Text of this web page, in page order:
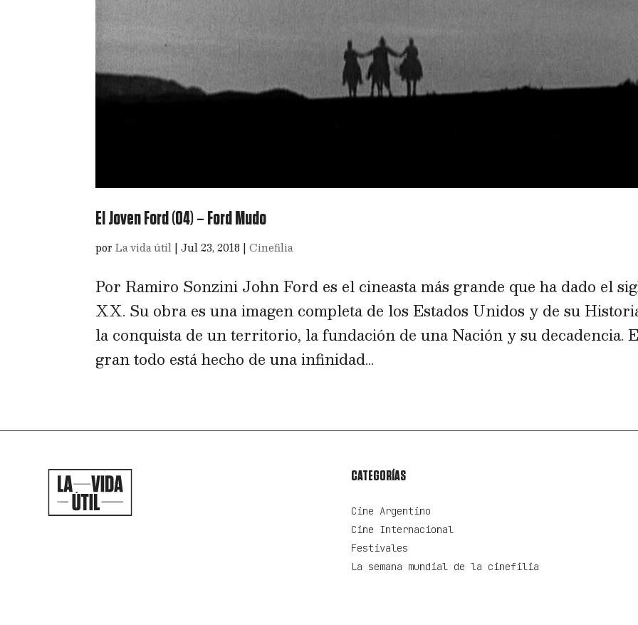
El Joven Ford (04) – Ford Mudo
porLa vida útil |Jul 23, 2018 |Cinefilia
Por Ramiro Sonzini John Ford es el cineasta más grande que ha dado el
XX. Su obra es una imagen completa de los Estados Unidos y de su
la conquista de un territorio, la fundación de una Nación y su decadencia.
gran todo está hecho de una infinidad...
CATEGORÍAS
Cine Argentino
Cine Internacional
Festivales
La semana mundial de la cinefilia